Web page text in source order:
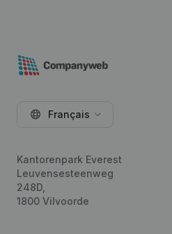
Français
Kantorenpark Everest
Leuvensesteenweg
248D,
1800 Vilvoorde